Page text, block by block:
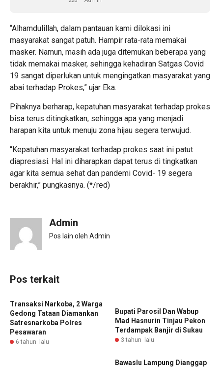
“Alhamdulillah, dalam pantauan kami dilokasi ini
masyarakat sangat patuh. Hampir rata-rata memakai
masker. Namun, masih ada juga ditemukan beberapa yang
tidak memakai masker, sehingga kehadiran Satgas Covid
19 sangat diperlukan untuk mengingatkan masyarakat yang
abai terhadap Prokes,” ujar Eka.
Pihaknya berharap, kepatuhan masyarakat terhadap prokes
bisa terus ditingkatkan, sehingga apa yang menjadi
harapan kita untuk menuju zona hijau segera terwujud.
“Kepatuhan masyarakat terhadap prokes saat ini patut
diapresiasi. Hal ini diharapkan dapat terus di tingkatkan
agar kita semua sehat dan pandemi Covid- 19 segera
berakhir,” pungkasnya. (*/red)
Admin
Pos lain oleh Admin
Pos terkait
Transaksi Narkoba, 2 Warga
Gedong Tataan Diamankan
Satresnarkoba Polres
Pesawaran
6 tahun lalu
Bupati Parosil Dan Wabup
Mad Hasnurin Tinjau Pekon
Terdampak Banjir di Sukau
3 tahun lalu
Bawaslu Lampung Dianggap